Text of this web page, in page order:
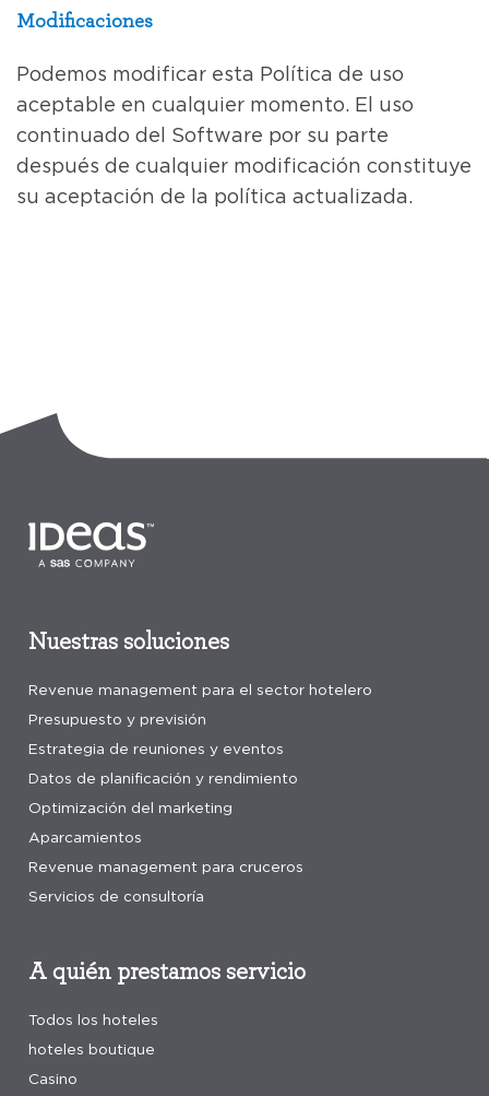
Modificaciones
Podemos modificar esta Política de uso
aceptable en cualquier momento. El uso
continuado del Software por su parte
después de cualquier modificación constituye
su aceptación de la política actualizada.
Nuestras soluciones
Revenue management para el sector hotelero
Presupuesto y previsión
Estrategia de reuniones y eventos
Datos de planificación y rendimiento
Optimización del marketing
Aparcamientos
Revenue management para cruceros
Servicios de consultoría
A quién prestamos servicio
Todos los hoteles
hoteles boutique
Casino